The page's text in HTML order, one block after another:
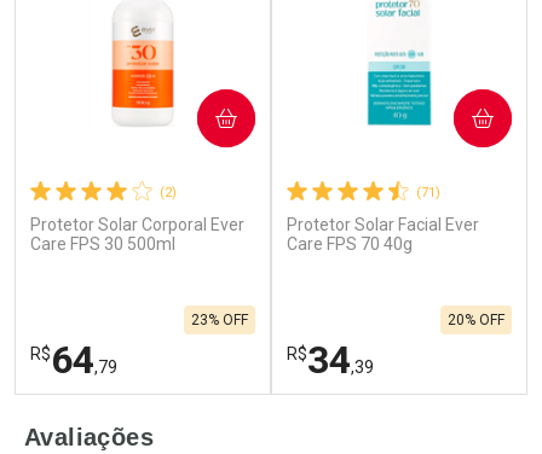
Ativar Desconto
Comprar sem Desconto
Ativar Desconto
Comprar sem Desconto
Por R$ 187,77/cada
(2)
Protetor Solar Corporal Ever
Care FPS 30 500ml
R$64,79
23% OFF
COMPRAR
(71)
Protetor Solar Facial Ever
Care FPS 70 40g
R$34,39
20% OFF
COMPRAR
Avaliações